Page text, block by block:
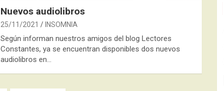
Nuevos audiolibros
25/11/2021 INSOMNIA
Según informan nuestros amigos del blog Lectores
Constantes, ya se encuentran disponibles dos nuevos
audiolibros en…